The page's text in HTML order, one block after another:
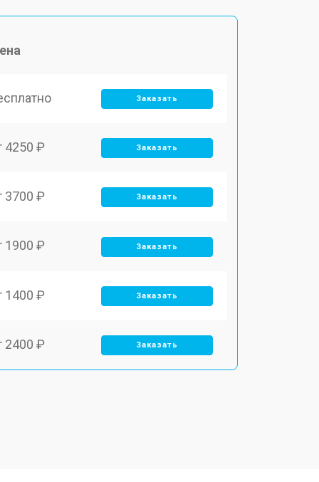
Заказать
4250 ₽ Заказать
3700 ₽ Заказать
1900 ₽ Заказать
1400 ₽ Заказать
2400 ₽ Заказать